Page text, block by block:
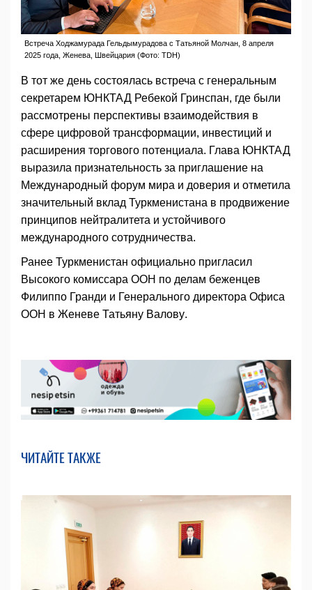
Встреча Ходжамурада Гельдымурадова с Татьяной Молчан, 8 апреля
2025 года, Женева, Швейцария (Фото: TDH)
В тот же день состоялась встреча с генеральным
секретарем ЮНКТАД Ребекой Гринспан, где были
рассмотрены перспективы взаимодействия в
сфере цифровой трансформации, инвестиций и
расширения торгового потенциала. Глава ЮНКТАД
выразила признательность за приглашение на
Международный форум мира и доверия и отметила
значительный вклад Туркменистана в продвижение
принципов нейтралитета и устойчивого
международного сотрудничества.
Ранее Туркменистан официально пригласил
Высокого комиссара ООН по делам беженцев
Филиппо Гранди и Генерального директора Офиса
ООН в Женеве Татьяну Валову.
ЧИТАЙТЕ ТАКЖЕ